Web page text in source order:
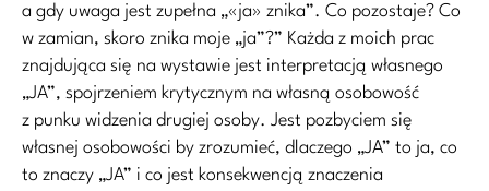
a gdy uwaga jest zupełna „«ja» znika”. Co pozostaje? Co
w zamian, skoro znika moje „ja”?” Każda z moich prac
znajdująca się na wystawie jest interpretacją własnego
„JA”, spojrzeniem krytycznym na własną osobowość
z punku widzenia drugiej osoby. Jest pozbyciem się
własnej osobowości by zrozumieć, dlaczego „JA” to ja, co
to znaczy „JA” i co jest konsekwencją znaczenia